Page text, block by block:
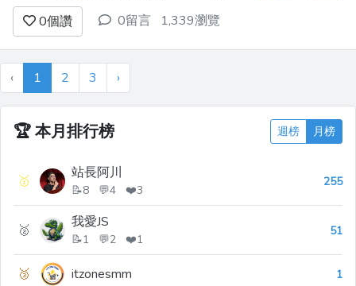
的方式。在引入 hooks 之前，我們必須使
用類別組件來管理狀態和生命週期方法，
這使得代碼變得複雜，特別是在大型應用
中。Hooks 讓我們能夠使用函數組件來更
輕鬆地處理狀態、副作用和性能優化等問
題。...
0個讚 0留言 1,339瀏覽
‹ 1 2 3 ›
🏆本月排行榜 週榜 月榜
🥇 站長阿川
📝8 💬4 ❤️3
255
🥈 我愛JS
📝1 💬2 ❤️1
51
🥉 itzonesmm 1